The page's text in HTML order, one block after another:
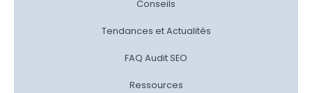
Conseils
Tendances et Actualités
FAQ Audit SEO
Ressources